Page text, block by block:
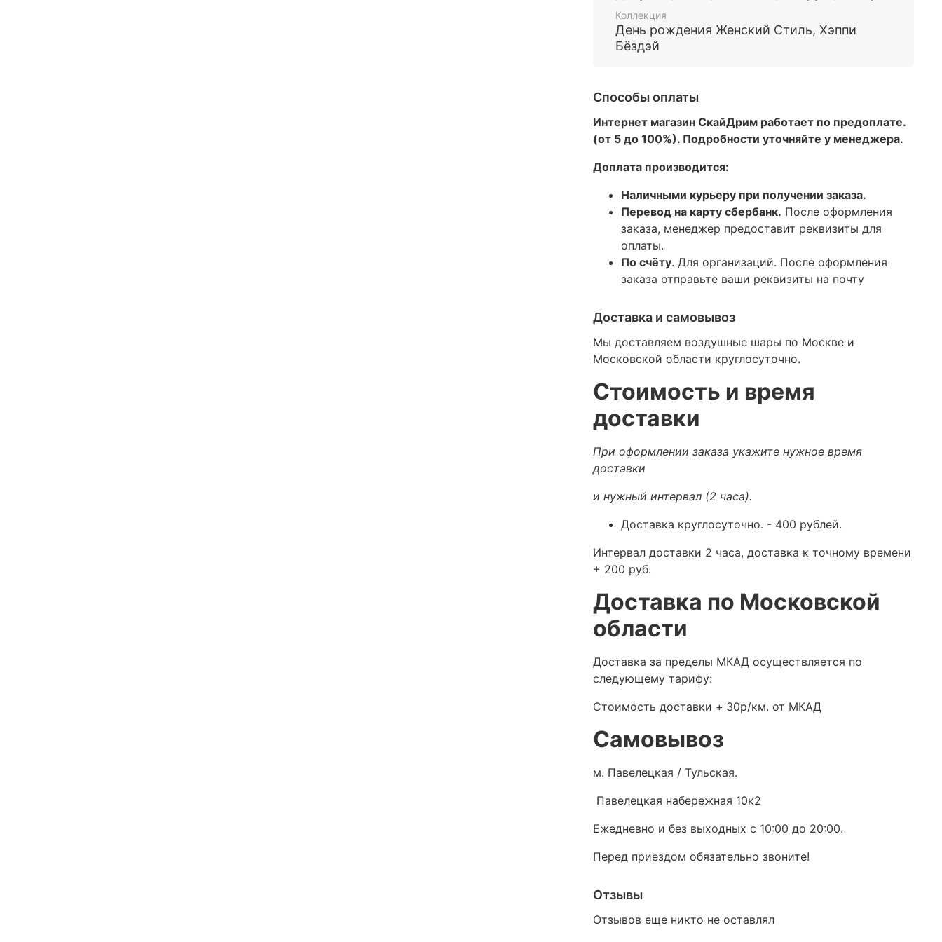
Коллекция
День рождения Женский Стиль, Хэппи
Бёздэй
Способы оплаты
Интернет магазин СкайДрим работает по предоплате.
(от 5 до 100%). Подробности уточняйте у менеджера.
Доплата производится:
Наличными курьеру при получении заказа.
Перевод на карту сбербанк. После оформления
заказа, менеджер предоставит реквизиты для
оплаты.
По счёту. Для организаций. После оформления
заказа отправьте ваши реквизиты на почту
Доставка и самовывоз
Мы доставляем воздушные шары по Москве и
Московской области круглосуточно.
Стоимость и время
доставки
При оформлении заказа укажите нужное время
доставки
и нужный интервал (2 часа).
Доставка круглосуточно. - 400 рублей.
Интервал доставки 2 часа, доставка к точному времени
+ 200 руб.
Доставка по Московской
области
Доставка за пределы МКАД осуществляется по
следующему тарифу:
Стоимость доставки + 30р/км. от МКАД
Самовывоз
м. Павелецкая / Тульская.
Павелецкая набережная 10к2
Ежедневно и без выходных с 10:00 до 20:00.
Перед приездом обязательно звоните!
Отзывы
Отзывов еще никто не оставлял